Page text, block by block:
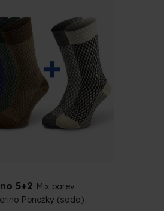
5+2 Mix barev
Ponožky (sada)